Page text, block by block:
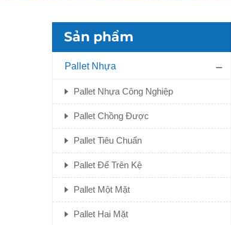
Sản phẩm
Pallet Nhựa
Pallet Nhựa Công Nghiệp
Pallet Chồng Được
Pallet Tiêu Chuẩn
Pallet Để Trên Kệ
Pallet Một Mặt
Pallet Hai Mặt